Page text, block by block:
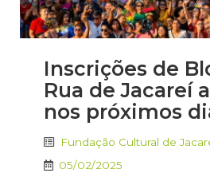
Inscrições de
Rua de Jacareí
nos próximos
Fundação Cultural de
05/02/2025